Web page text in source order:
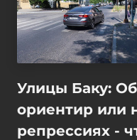
Улицы Баку:
ориентир или
репрессиях -